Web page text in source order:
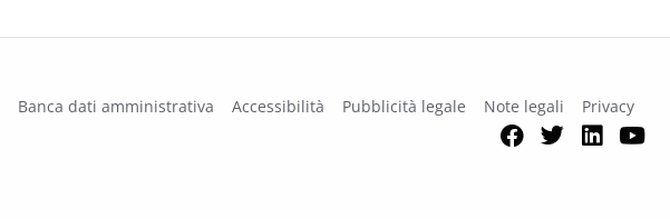
Banca dati amministrativa Accessibilità Pubblicità legale Note legali Privacy
Facebook
Twitter